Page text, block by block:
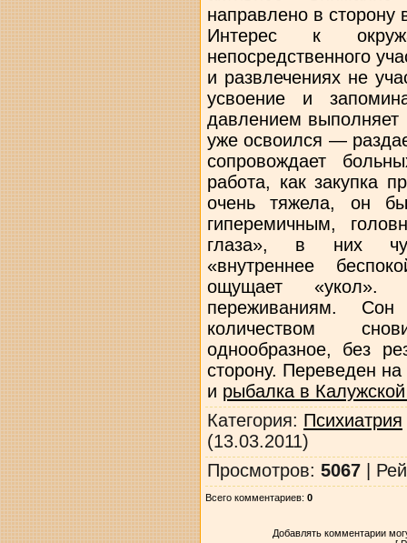
рыбалка в
Категория: Психиатрия
(13.03.2011)
Просмотров: 5067|
Всего комментариев: 0
Добавлять комментарии